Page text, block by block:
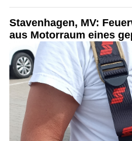
Stavenhagen, MV:
aus Motorraum eines